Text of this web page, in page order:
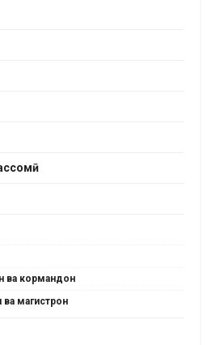
ва кормандон
магистрон